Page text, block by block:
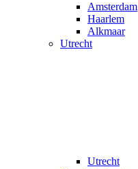
Amsterdam
Haarlem
Alkmaar
Utrecht
Utrecht